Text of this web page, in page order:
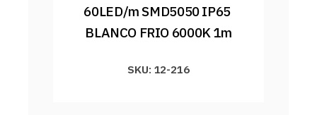
60LED/m SMD5050 IP65
BLANCO FRIO 6000K 1m
SKU: 12-216